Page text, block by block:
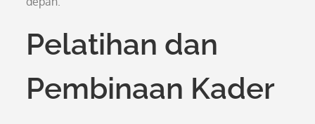
Pelatihan dan
Pembinaan Kader